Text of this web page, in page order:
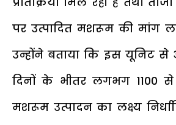
पर उत्पादित मशरूम की मांग
उन्होंने बताया कि इस यूनिट
दिनों के भीतर लगभग 1100 से
मशरूम उत्पादन का लक्ष्य